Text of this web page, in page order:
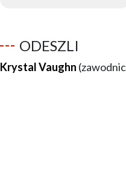
ODESZLI
Krystal Vaughn